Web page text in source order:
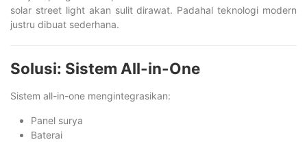
solar street light akan sulit dirawat. Padahal teknologi modern
justru dibuat sederhana.
Solusi: Sistem All-in-One
Sistem all-in-one mengintegrasikan:
Panel surya
Baterai